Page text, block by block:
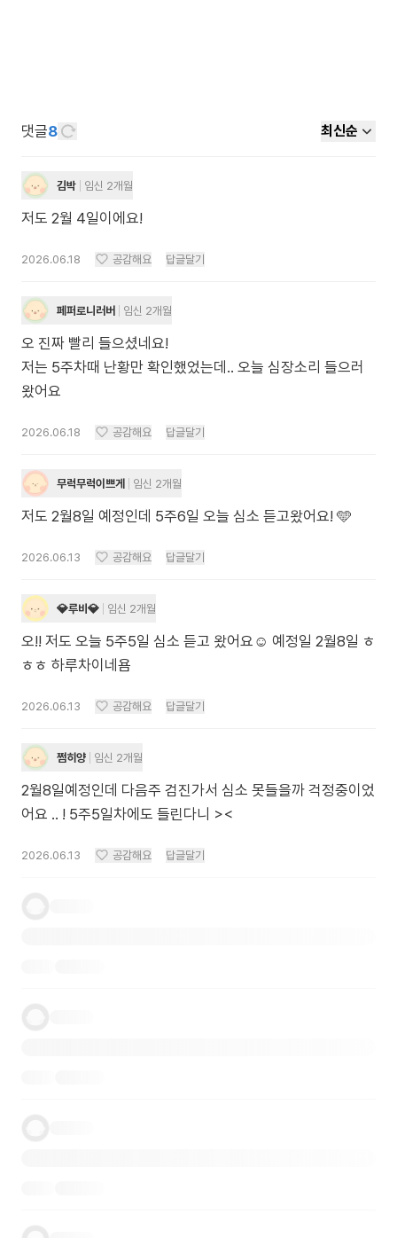
댓글8 최신순
김박 임신 2개월
저도 2월 4일이에요!
2026.06.18 공감해요 답글달기
페퍼로니러버 임신 2개월
오 진짜 빨리 들으셨네요!
저는 5주차때 난황만 확인했었는데.. 오늘 심장소리 들으러
왔어요
2026.06.18 공감해요 답글달기
무럭무럭이쁘게 임신 2개월
저도 2월8일 예정인데 5주6일 오늘 심소 듣고왔어요! 🩵
2026.06.13 공감해요 답글달기
💎루비💎 임신 2개월
오!! 저도 오늘 5주5일 심소 듣고 왔어요☺️ 예정일 2월8일 ㅎ
ㅎㅎ 하루차이네욤
2026.06.13 공감해요 답글달기
쩜히양 임신 2개월
2월8일예정인데 다음주 검진가서 심소 못들을까 걱정중이었
어요 .. ! 5주5일차에도 들린다니 ><
2026.06.13 공감해요 답글달기